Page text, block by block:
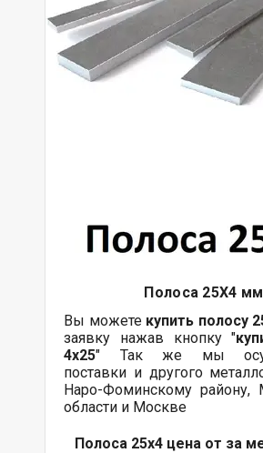
Полоса 25Х4 мм
Вы можете купить полосу
заявку нажав кнопку "
4х25" Так же мы
поставки и другого
Наро-Фоминскому району,
области и Москве
Полоса 25х4 цена от за